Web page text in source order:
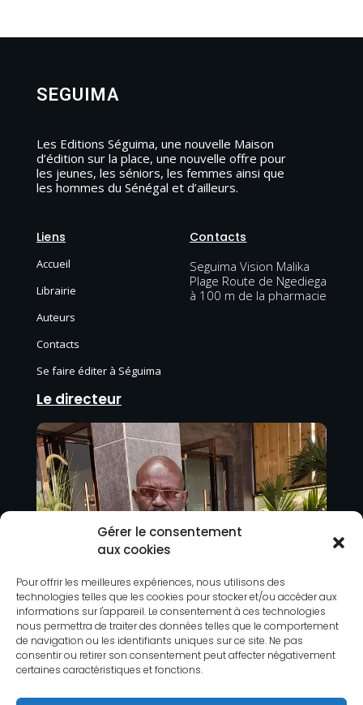
Gérer le consentement
aux cookies
Pour offrir les meilleures expériences, nous utilisons des
technologies telles que les cookies pour stocker et/ou accéder aux
informations sur l'appareil. Le consentement à ces technologies
nous permettra de traiter des données telles que le comportement
de navigation ou les identifiants uniques sur ce site. Ne pas
consentir ou retirer son consentement peut affecter négativement
certaines caractéristiques et fonctions.
SEGUIMA
Les Editions Séguima, une nouvelle Maison
d’édition sur la place, une nouvelle offre pour
les jeunes, les séniors, les femmes ainsi que
les hommes du Sénégal et d’ailleurs.
Liens
Accueil
Librairie
Auteurs
Contacts
Se faire éditer à Séguima
Contacts
Seguima Vision Malika
Plage Route de Ngediega
à 100 m de la pharmacie
Le directeur